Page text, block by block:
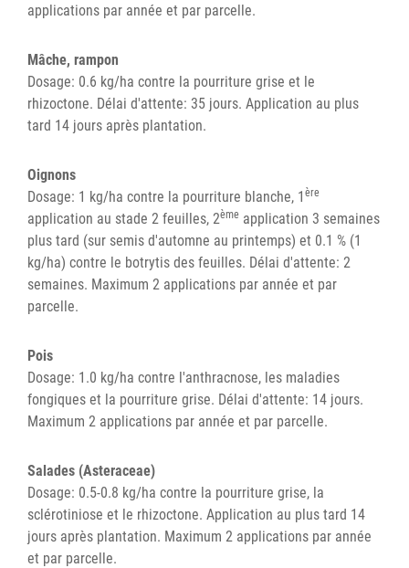
applications par année et par parcelle.
Mâche, rampon
Dosage: 0.6 kg/ha contre la pourriture grise et le
rhizoctone. Délai d'attente: 35 jours. Application au plus
tard 14 jours après plantation.
Oignons
Dosage: 1 kg/ha contre la pourriture blanche, 1 ère
application au stade 2 feuilles, 2ème application 3 semaines
plus tard (sur semis d'automne au printemps) et 0.1 % (1
kg/ha) contre le botrytis des feuilles. Délai d'attente: 2
semaines. Maximum 2 applications par année et par
parcelle.
Pois
Dosage: 1.0 kg/ha contre l'anthracnose, les maladies
fongiques et la pourriture grise. Délai d'attente: 14 jours.
Maximum 2 applications par année et par parcelle.
Salades (Asteraceae)
Dosage: 0.5-0.8 kg/ha contre la pourriture grise, la
sclérotiniose et le rhizoctone. Application au plus tard 14
jours après plantation. Maximum 2 applications par année
et par parcelle.